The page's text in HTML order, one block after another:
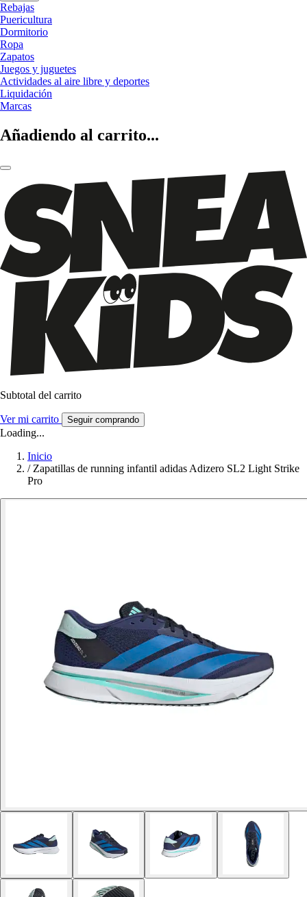
Rebajas
Puericultura
Dormitorio
Ropa
Zapatos
Juegos y juguetes
Actividades al aire libre y deportes
Liquidación
Marcas
Añadiendo al carrito...
Subtotal del carrito
Ver mi carrito Seguir comprando
Loading...
Inicio
/ Zapatillas de running infantil adidas Adizero SL2 Light Strike
Pro